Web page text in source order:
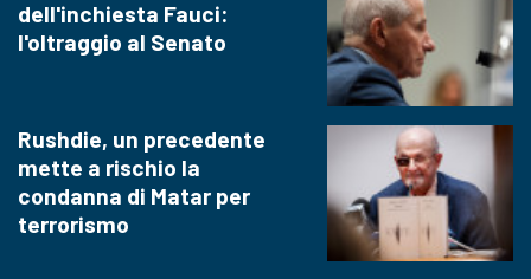
dell'inchiesta Fauci:
l'oltraggio al Senato
Rushdie, un precedente
mette a rischio la
condanna di Matar per
terrorismo